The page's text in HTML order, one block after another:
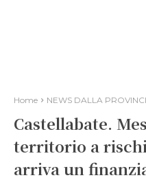
Home NEWS DALLA
Castellabate.
territorio a
arriva un